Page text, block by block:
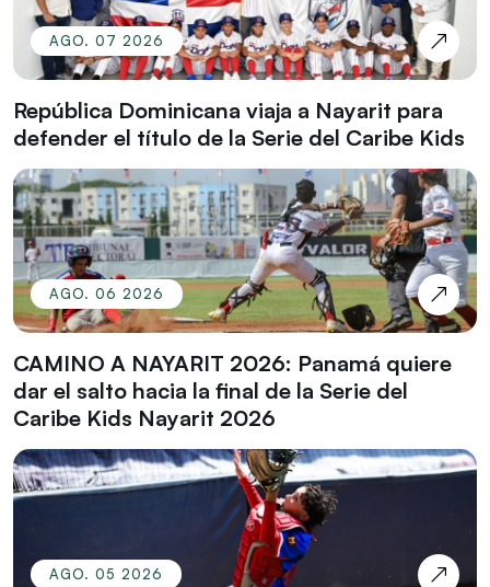
AGO. 07 2026
República Dominicana viaja a Nayarit para
defender el título de la Serie del Caribe Kids
AGO. 06 2026
CAMINO A NAYARIT 2026: Panamá quiere
dar el salto hacia la final de la Serie del
Caribe Kids Nayarit 2026
AGO. 05 2026